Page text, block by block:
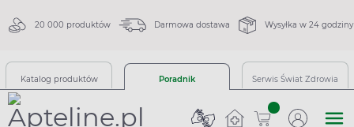
20 000 produktów Darmowa dostawa Wysyłka w 24 godziny
Katalog produktów Poradnik Serwis Świat Zdrowia
sztuk